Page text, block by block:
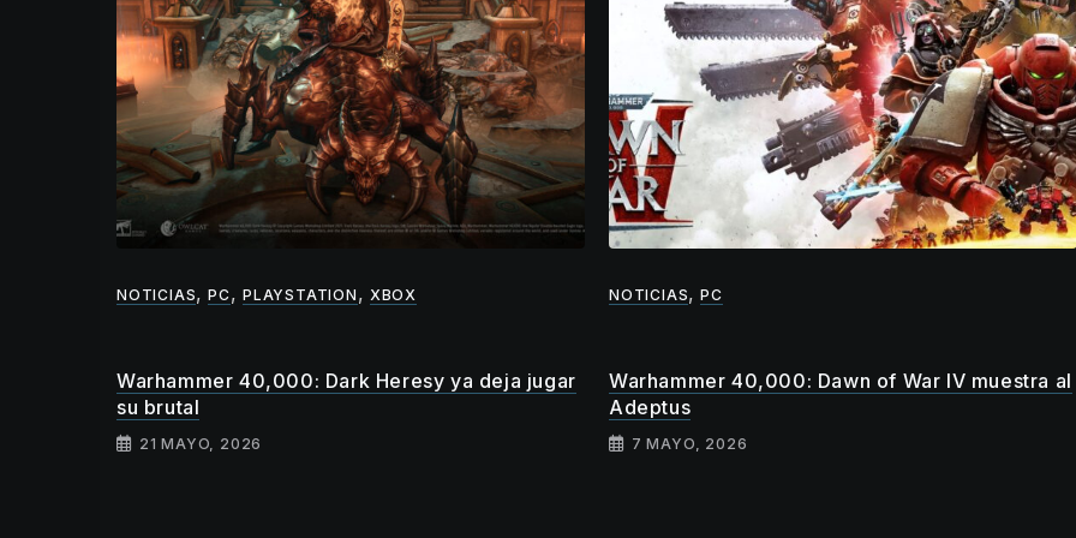
NOTICIAS,PC,PLAYSTATION , XBOX
Warhammer 40,000: Dark Heresy ya deja jugar
su brutal
21 MAYO, 2026
NOTICIAS,PC
Warhammer 40,000: Dawn of War IV muestra al
Adeptus
7 MAYO, 2026